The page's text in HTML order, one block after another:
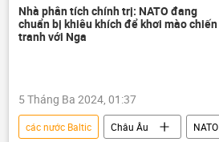
Nga
Bộ Ngoại giao Nga
Maria Zakharova
Estonia
Nhà phân tích chính trị: NATO đang
chuẩn bị khiêu khích để khơi mào chiến
tranh với Nga
5 Tháng Ba 2024, 01:37
các nước Baltic Châu Âu
NATO